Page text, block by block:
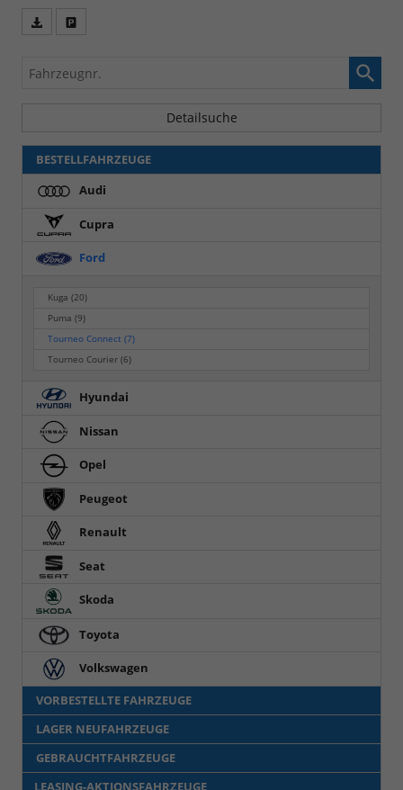
PDF
speichern/drucken
vergleichen
Fahrzeugnr.
Detailsuche
BESTELLFAHRZEUGE
Audi
Cupra
Ford
Kuga(20)
Puma(9)
Tourneo Connect(7)
Tourneo Courier(6)
Hyundai
Nissan
Opel
Peugeot
Renault
Seat
Skoda
Toyota
Volkswagen
VORBESTELLTE FAHRZEUGE
LAGER NEUFAHRZEUGE
GEBRAUCHTFAHRZEUGE
LEASING-AKTIONSFAHRZEUGE